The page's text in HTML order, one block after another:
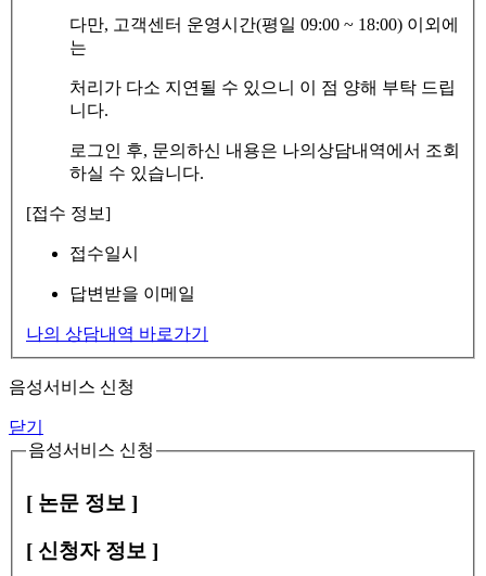
다만, 고객센터 운영시간(평일 09:00 ~ 18:00) 이외에
는
처리가 다소 지연될 수 있으니 이 점 양해 부탁 드립
니다.
로그인 후, 문의하신 내용은 나의상담내역에서 조회
하실 수 있습니다.
[접수 정보]
접수일시
답변받을 이메일
나의 상담내역 바로가기
음성서비스 신청
닫기
음성서비스 신청
[ 논문 정보 ]
[ 신청자 정보 ]